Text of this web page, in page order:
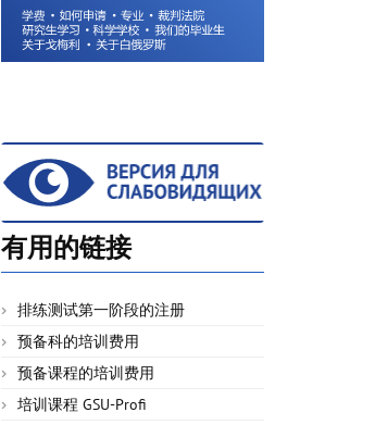
有用的链接
排练测试第一阶段的注册
预备科的培训费用
预备课程的培训费用
培训课程 GSU-Profi